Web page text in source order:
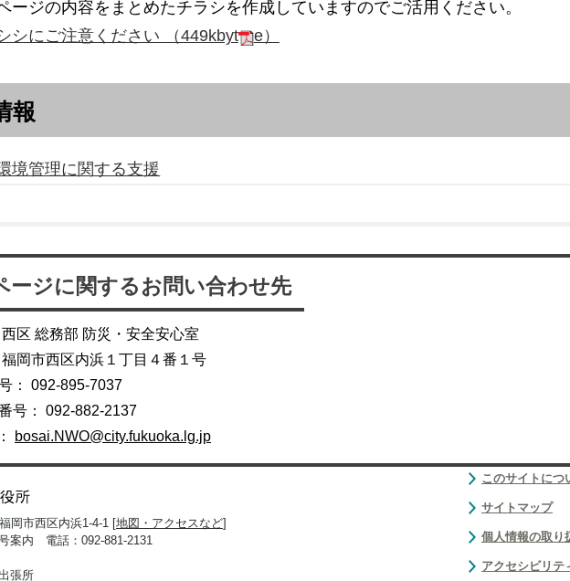
ージの内容をまとめたチラシを作成していますのでご活用ください。
シにご注意ください （449kbyt
e）
報
境管理に関する支援
ージに関するお問い合わせ先
区 総務部 防災・安全安心室
岡市西区内浜１丁目４番１号
： 092-895-7037
号： 092-882-2137
bosai.NWO@city.fukuoka.lg.jp
岡市西区内浜1-4-1 [地図・アクセスなど]
案内 電話：092-881-2131
張所
このサイトにつ
サイトマップ
個人情報の取り
アクセシビリテ